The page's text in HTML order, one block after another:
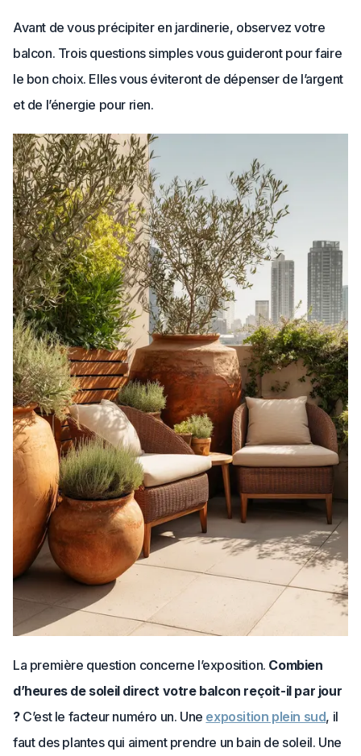
Avant de vous précipiter en jardinerie, observez votre
balcon. Trois questions simples vous guideront pour faire
le bon choix. Elles vous éviteront de dépenser de l’argent
et de l’énergie pour rien.
La première question concerne l’exposition. Combien
d’heures de soleil direct votre balcon reçoit-il par jour
?C’est le facteur numéro un. Une exposition plein sud, il
faut des plantes qui aiment prendre un bain de soleil. Une